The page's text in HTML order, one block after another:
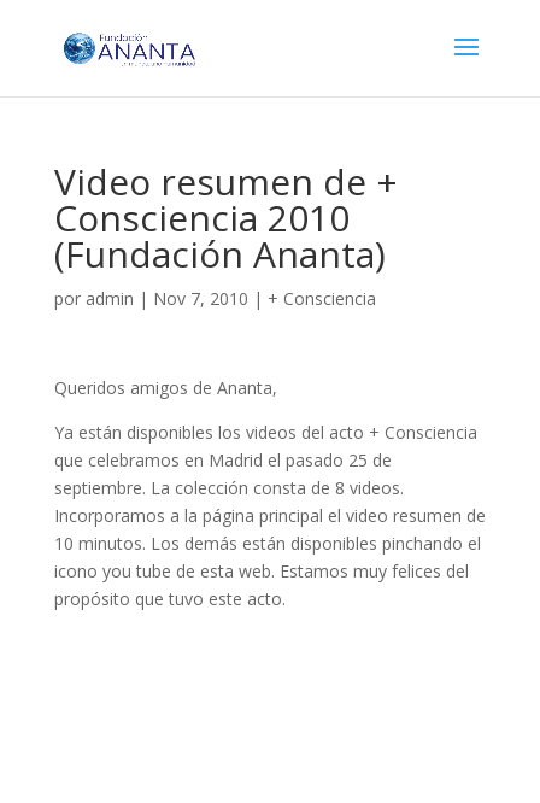
Video resumen de +
Consciencia 2010
(Fundación Ananta)
por admin | Nov 7, 2010 | + Consciencia
Queridos amigos de Ananta,
Ya están disponibles los videos del acto + Consciencia
que celebramos en Madrid el pasado 25 de
septiembre. La colección consta de 8 videos.
Incorporamos a la página principal el video resumen de
10 minutos. Los demás están disponibles pinchando el
icono you tube de esta web. Estamos muy felices del
propósito que tuvo este acto.